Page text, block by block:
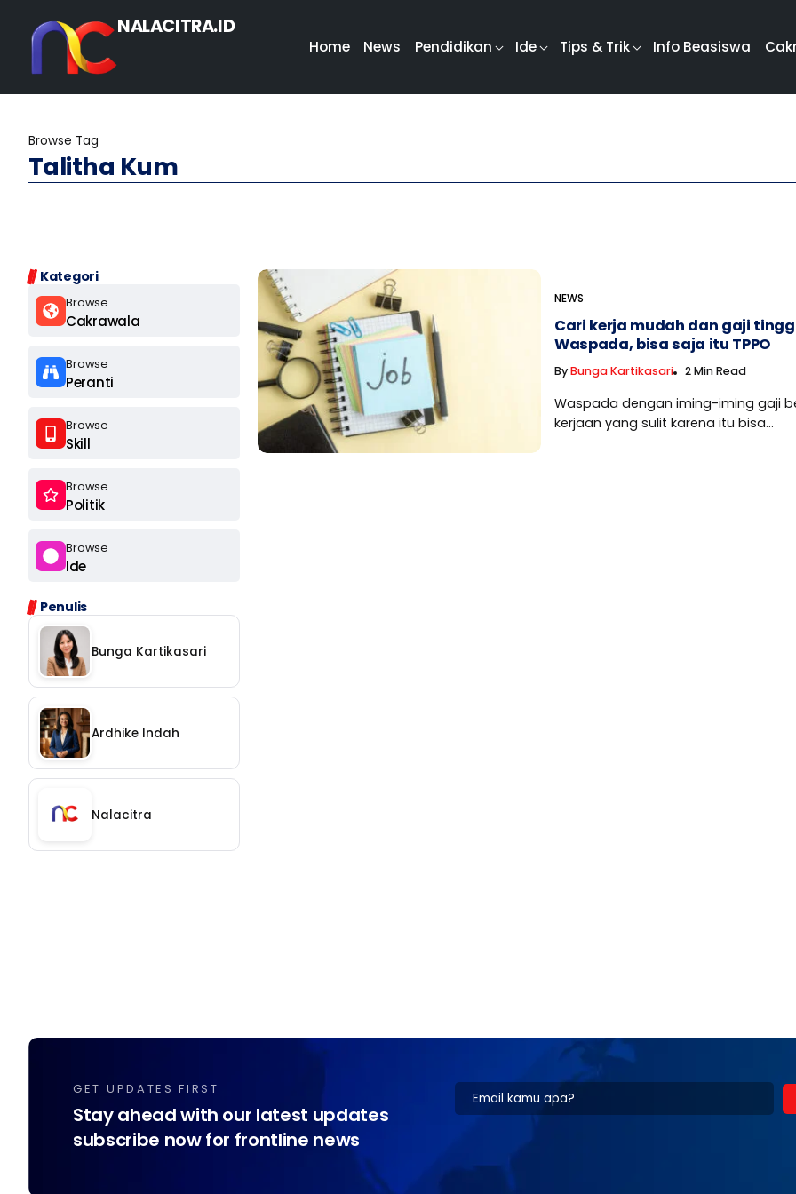
NALACITRA.ID
Home News Pendidikan Ide Tips & Trik Info Beasiswa
Langganan
Chat
Ikuti
Browse Tag
Talitha Kum
Kategori
Browse
Cakrawala
Browse
Peranti
Browse
Skill
Browse
Politik
Browse
Ide
Penulis
Bunga Kartikasari
Ardhike Indah
Nalacitra
NEWS
Cari kerja mudah dan gaji
Waspada, bisa saja itu TPPO
ByBunga Kartikasari 2 Min Read
Waspada dengan iming-iming gaji
kerjaan yang sulit karena itu bisa...
GET UPDATES FIRST
Stay ahead with our latest updates
subscribe now for frontline news